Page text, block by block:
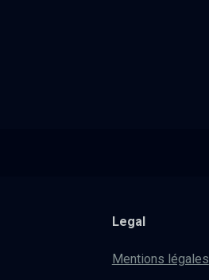
Legal
Mentions légales